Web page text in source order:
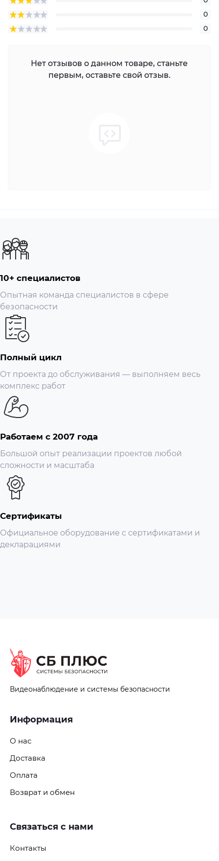
0
0
Нет отзывов о данном товаре, станьте
первым, оставьте свой отзыв.
10+ специалистов
Опытная команда специалистов в сфере
безопасности
Полный цикл
От проекта до обслуживания — выполняем весь
комплекс работ
Работаем с 2007 года
Большой опыт реализации проектов любой
сложности и масштаба
Сертификаты
Официальное оборудование с сертификатами и
декларациями
Видеонаблюдение и системы безопасности
Информация
О нас
Доставка
Оплата
Возврат и обмен
Связаться с нами
Контакты